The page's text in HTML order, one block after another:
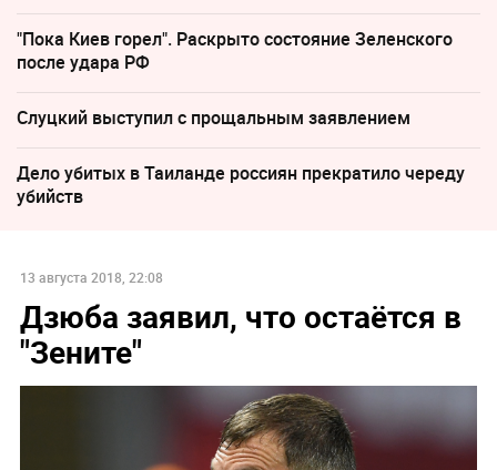
"Пока Киев горел". Раскрыто состояние Зеленского
после удара РФ
Слуцкий выступил с прощальным заявлением
Дело убитых в Таиланде россиян прекратило череду
убийств
13 августа 2018, 22:08
Дзюба заявил, что остаётся в
"Зените"